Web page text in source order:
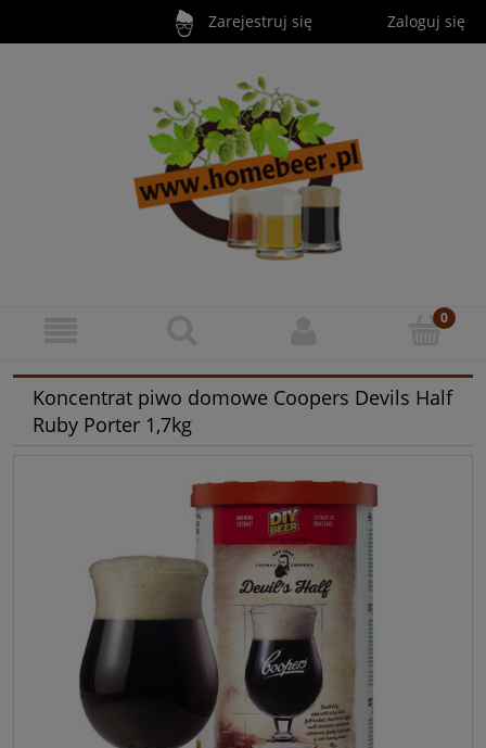
Zarejestruj się Zaloguj się
Koncentrat piwo domowe Coopers Devils Half
Ruby Porter 1,7kg